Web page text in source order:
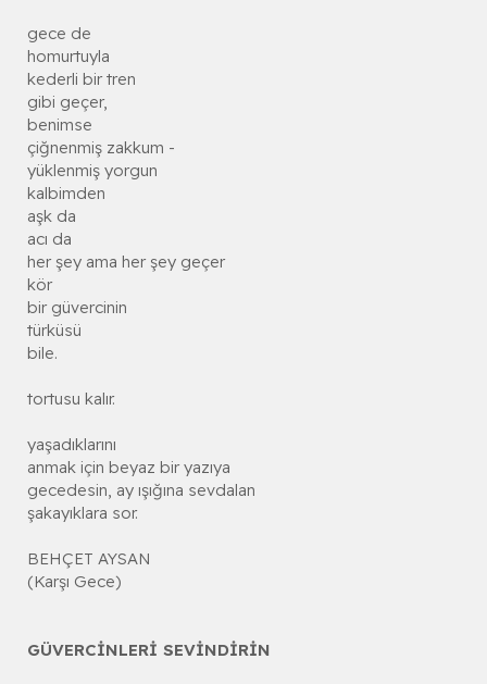
gece de
homurtuyla
kederli bir tren
gibi geçer,
benimse
çiğnenmiş zakkum -
yüklenmiş yorgun
kalbimden
aşk da
acı da
her şey ama her şey geçer
kör
bir güvercinin
türküsü
bile.
tortusu kalır.
yaşadıklarını
anmak için beyaz bir yazıya
gecedesin, ay ışığına sevdalan
şakayıklara sor.
BEHÇET AYSAN
(Karşı Gece)
GÜVERCİNLERİ SEVİNDİRİN